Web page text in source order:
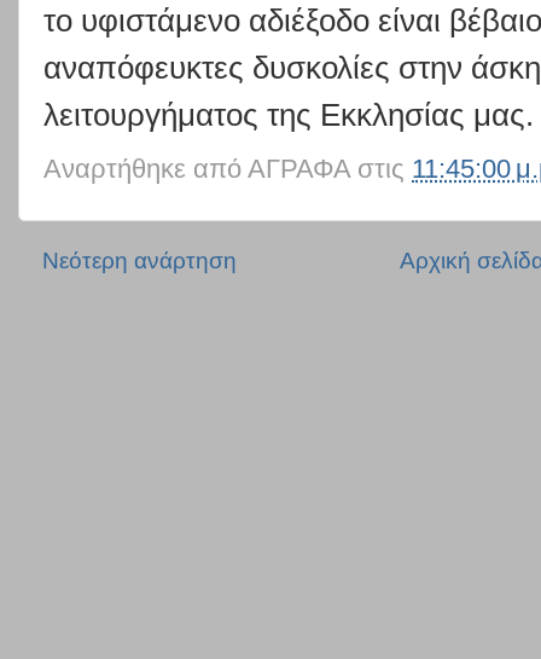
το υφιστάμενο αδιέξοδο είναι
αναπόφευκτες δυσκολίες στην
λειτουργήματος της Εκκλησίας μας.
Αναρτήθηκε από ΑΓΡΑΦΑ στις 11:45:00
Νεότερη ανάρτηση Αρχική